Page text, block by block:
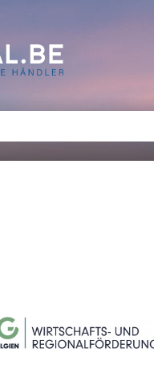
lokalen